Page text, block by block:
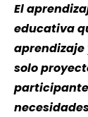
El
educativa
aprendizaje
solo